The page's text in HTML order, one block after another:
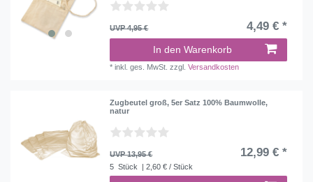
UVP 4,95 € 4,49 € *
In den Warenkorb
*inkl. ges. MwSt. zzgl.Versandkosten
Zugbeutel groß, 5er Satz 100% Baumwolle,
natur
UVP 13,95 € 12,99 € *
5 Stück | 2,60 € / Stück